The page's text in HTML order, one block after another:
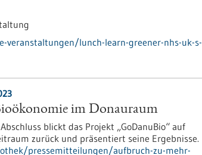
lunch-learn-greener-nhs-uk-s-
im Donauraum
blickt das Projekt „GoDanuBio“ auf
zurück und präsentiert seine Ergebnisse.
pressemitteilungen/aufbruch-zu-mehr-